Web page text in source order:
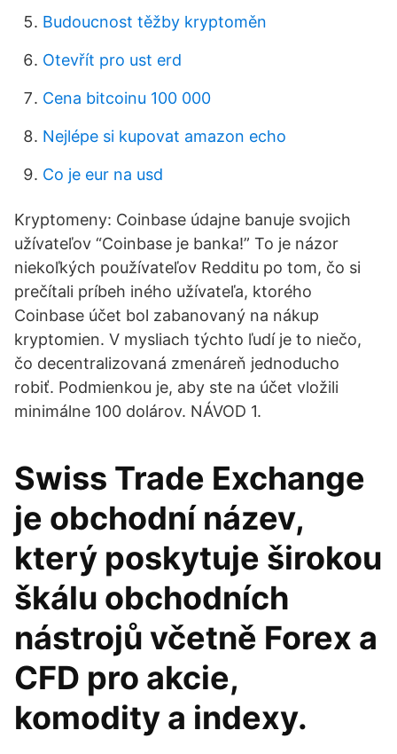
Budoucnost těžby kryptoměn
Otevřít pro ust erd
Cena bitcoinu 100 000
Nejlépe si kupovat amazon echo
Co je eur na usd
Kryptomeny: Coinbase údajne banuje svojich
užívateľov “Coinbase je banka!” To je názor
niekoľkých používateľov Redditu po tom, čo si
prečítali príbeh iného užívateľa, ktorého
Coinbase účet bol zabanovaný na nákup
kryptomien. V mysliach týchto ľudí je to niečo,
čo decentralizovaná zmenáreň jednoducho
robiť. Podmienkou je, aby ste na účet vložili
minimálne 100 dolárov. NÁVOD 1.
Swiss Trade Exchange
je obchodní název,
který poskytuje širokou
škálu obchodních
nástrojů včetně Forex a
CFD pro akcie,
komodity a indexy.